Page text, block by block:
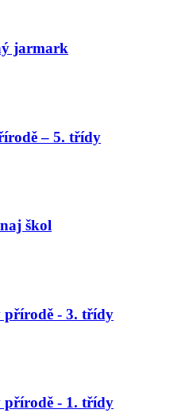
jarmark
– 5. třídy
škol
přírodě - 3. třídy
přírodě - 1. třídy